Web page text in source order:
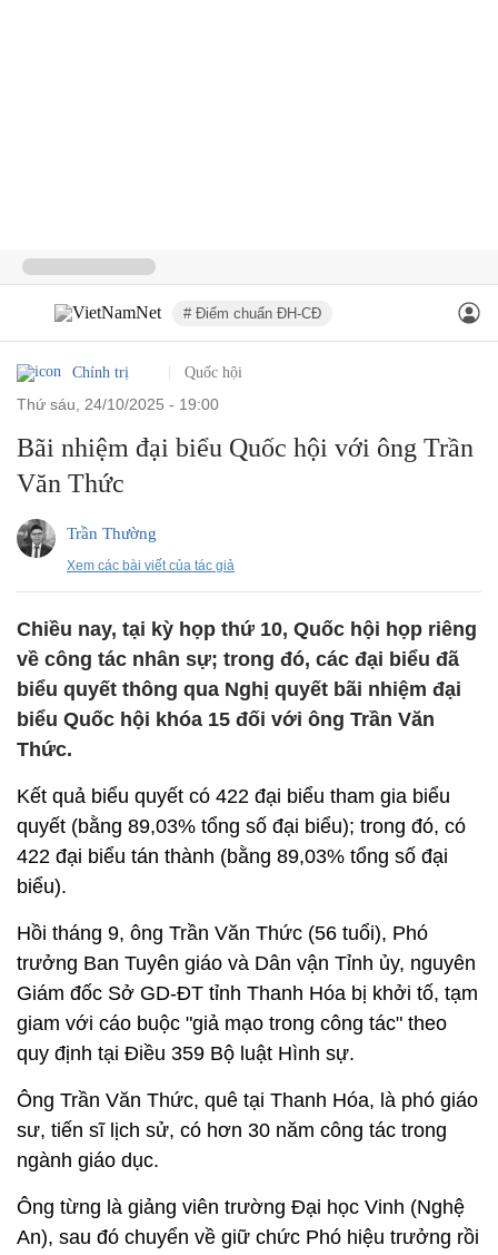
# Điểm chuẩn ĐH-CĐ
Chính trị Quốc hội
thứ sáu, 24/10/2025 - 19:00
Bãi nhiệm đại biểu Quốc hội với ông Trần
Văn Thức
Trần Thường
Xem các bài viết của tác giả
Chiều nay, tại kỳ họp thứ 10, Quốc hội họp riêng
về công tác nhân sự; trong đó, các đại biểu đã
biểu quyết thông qua Nghị quyết bãi nhiệm đại
biểu Quốc hội khóa 15 đối với ông Trần Văn
Thức.
Kết quả biểu quyết có 422 đại biểu tham gia biểu
quyết (bằng 89,03% tổng số đại biểu); trong đó, có
422 đại biểu tán thành (bằng 89,03% tổng số đại
biểu).
Hồi tháng 9, ông Trần Văn Thức (56 tuổi), Phó
trưởng Ban Tuyên giáo và Dân vận Tỉnh ủy, nguyên
Giám đốc Sở GD-ĐT tỉnh Thanh Hóa bị khởi tố, tạm
giam với cáo buộc "giả mạo trong công tác" theo
quy định tại Điều 359 Bộ luật Hình sự.
Ông Trần Văn Thức, quê tại Thanh Hóa, là phó giáo
sư, tiến sĩ lịch sử, có hơn 30 năm công tác trong
ngành giáo dục.
Ông từng là giảng viên trường Đại học Vinh (Nghệ
An), sau đó chuyển về giữ chức Phó hiệu trưởng rồi